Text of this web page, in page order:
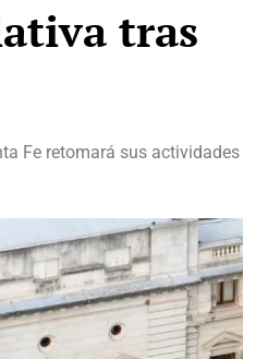
tras
Fe retomará sus actividades